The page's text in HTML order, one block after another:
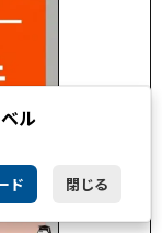
ル
ド 閉じる